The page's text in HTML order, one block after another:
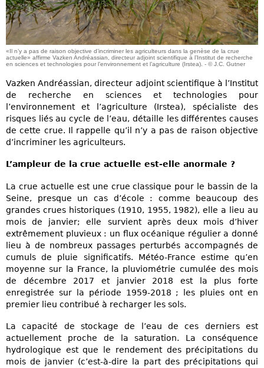
«Il n’y a pas de raison objective d’incriminer les agriculteurs dans la genèse de la crue
actuelle» affirme Vazken Andréassian, directeur adjoint scientifique à l’Institut de recherche
en sciences et technologies pour l’environnement et l’agriculture (Irstea). - © J.C. Gutner
Vazken Andréassian, directeur adjoint scientifique à l’Institut
de recherche en sciences et technologies pour
l’environnement et l’agriculture (Irstea), spécialiste des
risques liés au cycle de l’eau, détaille les différentes causes
de cette crue. Il rappelle qu’il n’y a pas de raison objective
d’incriminer les agriculteurs.
L’ampleur de la crue actuelle est-elle anormale ?
La crue actuelle est une crue classique pour le bassin de la
Seine, presque un cas d’école : comme beaucoup des
grandes crues historiques (1910, 1955, 1982), elle a lieu au
mois de janvier; elle survient après deux mois d’hiver
extrêmement pluvieux : un flux océanique régulier a donné
lieu à de nombreux passages perturbés accompagnés de
cumuls de pluie significatifs. Météo-France estime qu’en
moyenne sur la France, la pluviométrie cumulée des mois
de décembre 2017 et janvier 2018 est la plus forte
enregistrée sur la période 1959-2018 ; les pluies ont en
premier lieu contribué à recharger les sols.
La capacité de stockage de l’eau de ces derniers est
actuellement proche de la saturation. La conséquence
hydrologique est que le rendement des précipitations du
mois de janvier (c’est-à-dire la part des précipitations qui